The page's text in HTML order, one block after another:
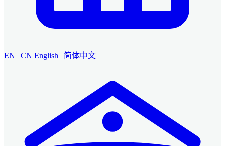
EN | CN English | 简体中文